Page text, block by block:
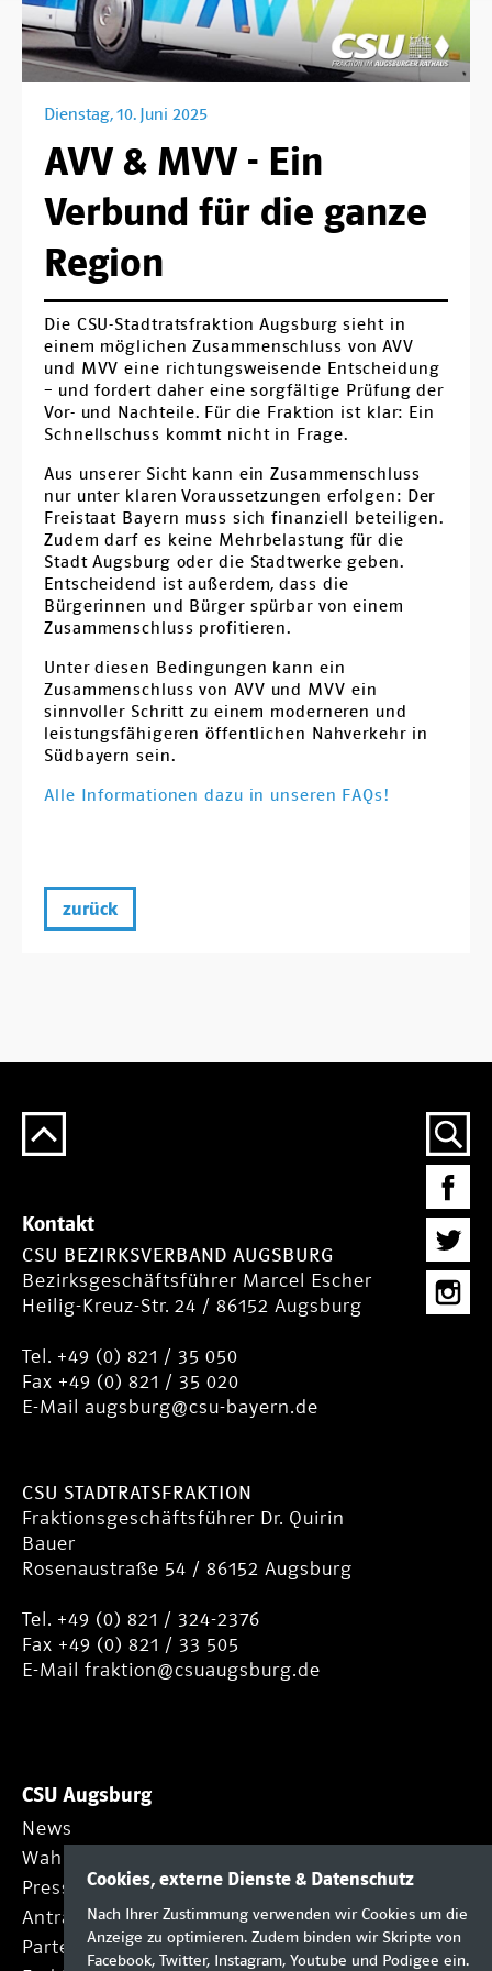
Ortsverbände
Arbeitsgemeinschaften
Arbeitskreise
Kontakt
Dienstag, 10. Juni 2025
AVV & MVV - Ein
Verbund für die ganze
Region
Die CSU-Stadtratsfraktion Augsburg sieht in
einem möglichen Zusammenschluss von AVV
und MVV eine richtungsweisende Entscheidung
– und fordert daher eine sorgfältige Prüfung der
Vor- und Nachteile. Für die Fraktion ist klar: Ein
Schnellschuss kommt nicht in Frage.
Aus unserer Sicht kann ein Zusammenschluss
nur unter klaren Voraussetzungen erfolgen: Der
Freistaat Bayern muss sich finanziell beteiligen.
Zudem darf es keine Mehrbelastung für die
Stadt Augsburg oder die Stadtwerke geben.
Entscheidend ist außerdem, dass die
Bürgerinnen und Bürger spürbar von einem
Zusammenschluss profitieren.
Unter diesen Bedingungen kann ein
Zusammenschluss von AVV und MVV ein
sinnvoller Schritt zu einem moderneren und
leistungsfähigeren öffentlichen Nahverkehr in
Südbayern sein.
Alle Informationen dazu in unseren FAQs!
zurück
Kontakt
CSU BEZIRKSVERBAND AUGSBURG
Bezirksgeschäftsführer Marcel Escher
Heilig-Kreuz-Str. 24 / 86152 Augsburg
Tel. +49 (0) 821 / 35 050
Fax +49 (0) 821 / 35 020
E-Mail augsburg@csu-bayern.de
CSU STADTRATSFRAKTION
Fraktionsgeschäftsführer Dr. Quirin
Bauer
Rosenaustraße 54 / 86152 Augsburg
Tel. +49 (0) 821 / 324-2376
Fax +49 (0) 821 / 33 505
E-Mail fraktion@csuaugsburg.de
CSU Augsburg
News
Wahlprogramm
Presse
Anträge
Partei
Cookies, externe Dienste & Datenschutz
Nach Ihrer Zustimmung verwenden wir Cookies um die
Anzeige zu optimieren. Zudem binden wir Skripte von
Facebook, Twitter, Instagram, Youtube und Podigee ein.